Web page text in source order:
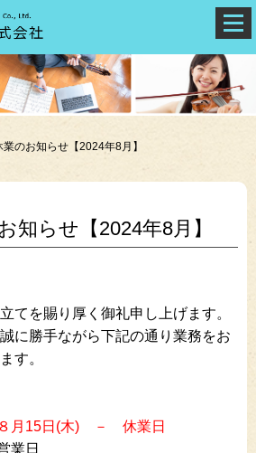
業のお知らせ【2024年8月】
知らせ【2024年8月】
てを賜り厚く御礼申し上げます。
に勝手ながら下記の通り業務をお
す。
月15日(木) － 休業日
業日